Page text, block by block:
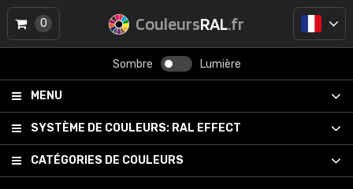
CouleursRAL.fr
Sombre Lumière
MENU
SYSTÈME DE COULEURS: RAL EFFECT
CATÉGORIES DE COULEURS
0